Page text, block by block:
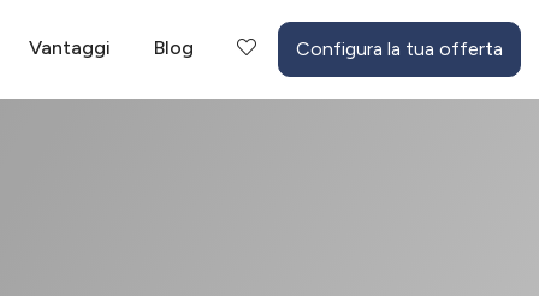
Vantaggi Blog Configura la tua offerta